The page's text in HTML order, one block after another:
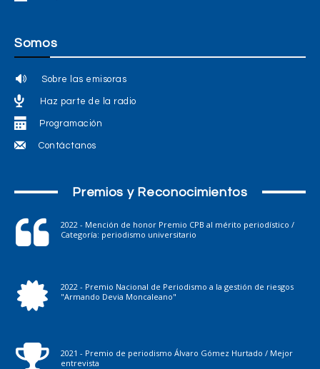
Somos
Sobre las emisoras
Haz parte de la radio
Programación
Contáctanos
Premios y Reconocimientos
2022 - Mención de honor Premio CPB al mérito periodístico /
Categoría: periodismo universitario
2022 - Premio Nacional de Periodismo a la gestión de riesgos
"Armando Devia Moncaleano"
2021 - Premio de periodismo Álvaro Gómez Hurtado / Mejor
entrevista